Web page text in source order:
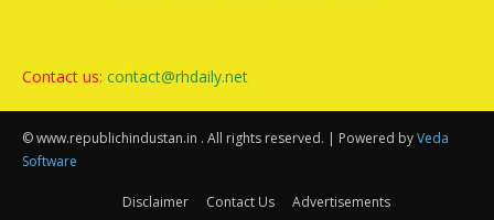
Contact us: contact@rhdaily.net
© www.republichindustan.in . All rights reserved. | Powered byVeda
Software
Disclaimer Contact Us Advertisements